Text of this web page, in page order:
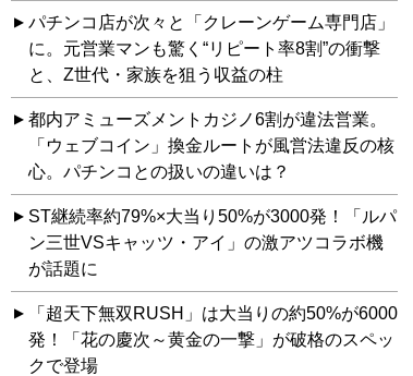
パチンコ店が次々と「クレーンゲーム専門店」
に。元営業マンも驚く“リピート率8割”の衝撃
と、Z世代・家族を狙う収益の柱
都内アミューズメントカジノ6割が違法営業。
「ウェブコイン」換金ルートが風営法違反の核
心。パチンコとの扱いの違いは？
ST継続率約79%×大当り50%が3000発！「ルパ
ン三世VSキャッツ・アイ」の激アツコラボ機
が話題に
「超天下無双RUSH」は大当りの約50%が6000
発！「花の慶次～黄金の一撃」が破格のスペッ
クで登場